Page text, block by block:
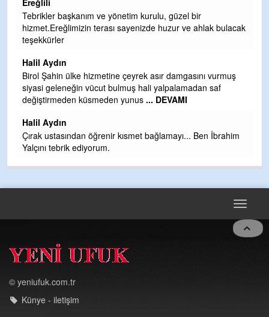
Ereğlili
Tebrikler başkanım ve yönetim kurulu, güzel bir
hizmet.Ereğlimizin terası sayenizde huzur ve ahlak bulacak
teşekkürler
Halil Aydın
Birol Şahin ülke hizmetine çeyrek asır damgasını vurmuş
siyasi geleneğin vücut bulmuş hali yalpalamadan saf
değiştirmeden küsmeden yunus ... DEVAMI
Halil Aydın
Çırak ustasından öğrenir kısmet bağlamayı... Ben İbrahim
Yalçını tebrik ediyorum.
Toggle
© yeniufuk.com.tr
Künye - iletişim